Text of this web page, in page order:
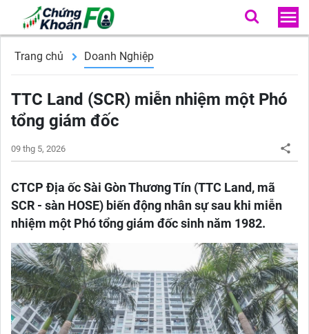
Trang chủ Doanh Nghiệp
TTC Land (SCR) miễn nhiệm một Phó
tổng giám đốc
09 thg 5, 2026
CTCP Địa ốc Sài Gòn Thương Tín (TTC Land, mã
SCR - sàn HOSE) biến động nhân sự sau khi miễn
nhiệm một Phó tổng giám đốc sinh năm 1982.